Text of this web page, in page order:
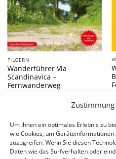
Um Ihnen ein optimales Erlebnis zu
wie Cookies, um
zuzugreifen. Wenn Sie diesen
Daten wie das Surfverhalten oder
PILGERN
Wanderführer Via
Scandinavica –
Fernwanderweg